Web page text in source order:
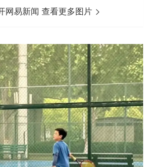
网易新闻 查看更多图片